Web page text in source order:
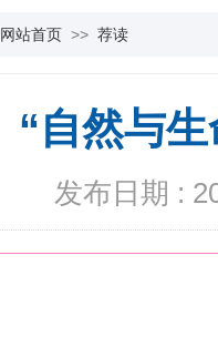
网站首页 >> 荐读
“自然与
发布日期 :